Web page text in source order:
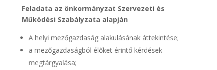
Feladata az önkormányzat Szervezeti és
Működési Szabályzata alapján
A helyi mezőgazdaság alakulásának áttekintése;
a mezőgazdaságból élőket érintő kérdések
megtárgyalása;